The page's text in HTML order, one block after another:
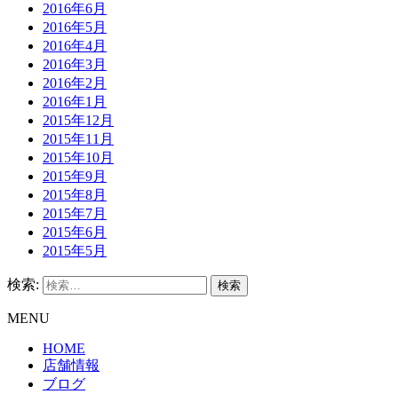
2016年6月
2016年5月
2016年4月
2016年3月
2016年2月
2016年1月
2015年12月
2015年11月
2015年10月
2015年9月
2015年8月
2015年7月
2015年6月
2015年5月
検索:
MENU
HOME
店舗情報
ブログ